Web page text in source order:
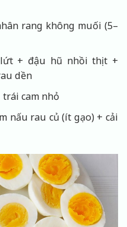
rang không muối (5–
+ đậu hũ nhồi thịt +
dền
trái cam nhỏ
nấu rau củ (ít gạo) + cải